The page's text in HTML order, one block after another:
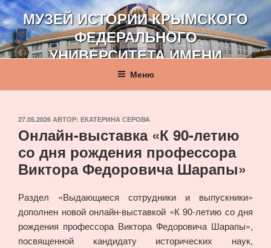
Перейти
к
содержимому
МУЗЕЙ ИСТОРИИ КРЫМСКОГО
ФЕДЕРАЛЬНОГО
УНИВЕРСИТЕТА ИМЕНИ
В. И. ВЕРНАДСКОГО
Меню
ОПУБЛИКОВАНО
27.05.2026 АВТОР: ЕКАТЕРИНА СЕРОВА
Онлайн-выставка «К 90-летию
со дня рождения профессора
Виктора Федоровича Шарапы»
Раздел «Выдающиеся сотрудники и выпускники»
дополнен новой онлайн-выставкой «К 90-летию со дня
рождения профессора Виктора Федоровича Шарапы»,
посвященной кандидату исторических наук,